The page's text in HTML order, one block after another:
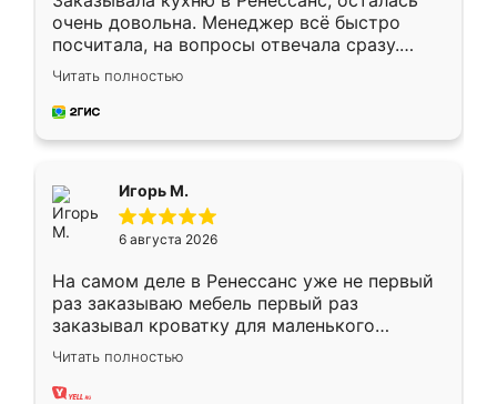
очень довольна. Менеджер всё быстро
посчитала, на вопросы отвечала сразу.
Замерщик приехал в субботу, подошёл к
делу со всей ответственностью. Собрали
за день, ребята работали аккуратно, даже
Читать полностью
Игорь М.
6 августа 2026
На самом деле в Ренессанс уже не первый
раз заказываю мебель первый раз
заказывал кроватку для маленького
ребёнка при его рождении ,во второй раз
заказал шкаф-купе. По качеству очень
хорошее сборка достаточно быстрая,
Читать полностью